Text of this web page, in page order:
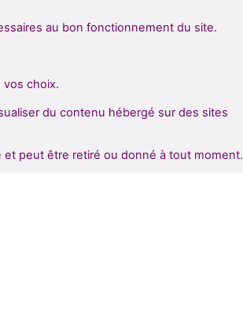
au bon fonctionnement du site.
vos choix.
du contenu hébergé sur des sites
peut être retiré ou donné à tout moment.